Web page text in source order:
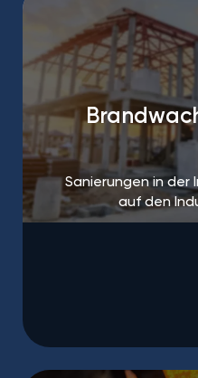
Sanierungen in der
auf den